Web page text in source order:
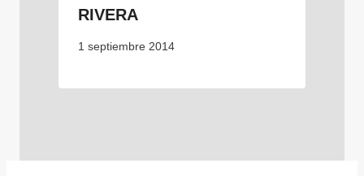
RIVERA
1 septiembre 2014